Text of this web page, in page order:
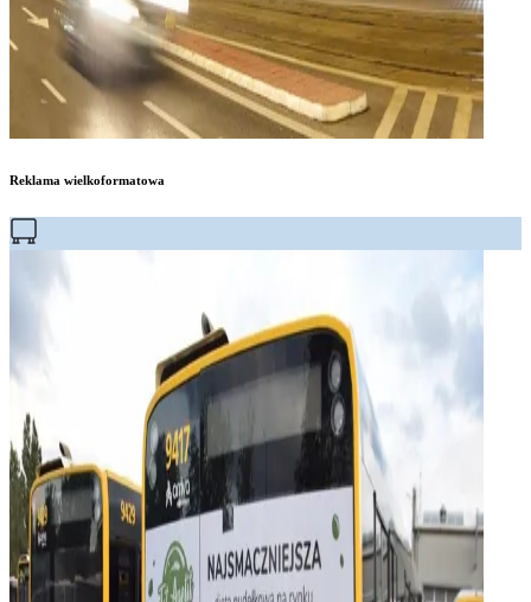
Reklama wielkoformatowa